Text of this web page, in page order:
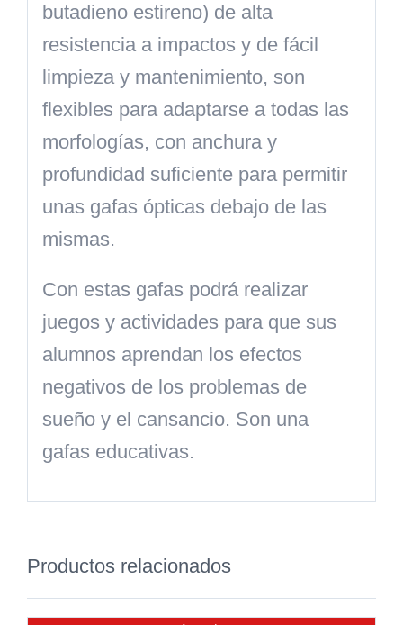
butadieno estireno) de alta
resistencia a impactos y de fácil
limpieza y mantenimiento, son
flexibles para adaptarse a todas las
morfologías, con anchura y
profundidad suficiente para permitir
unas gafas ópticas debajo de las
mismas.
Con estas gafas podrá realizar
juegos y actividades para que sus
alumnos aprendan los efectos
negativos de los problemas de
sueño y el cansancio. Son una
gafas educativas.
Productos relacionados